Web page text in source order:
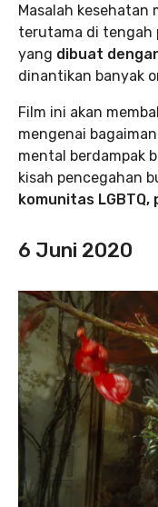
Masalah kesehatan
terutama di tengah
yang dibuat
dinantikan banyak
Film ini akan
mengenai
mental berdampak
kisah pencegahan
komunitas
6 Juni 2020